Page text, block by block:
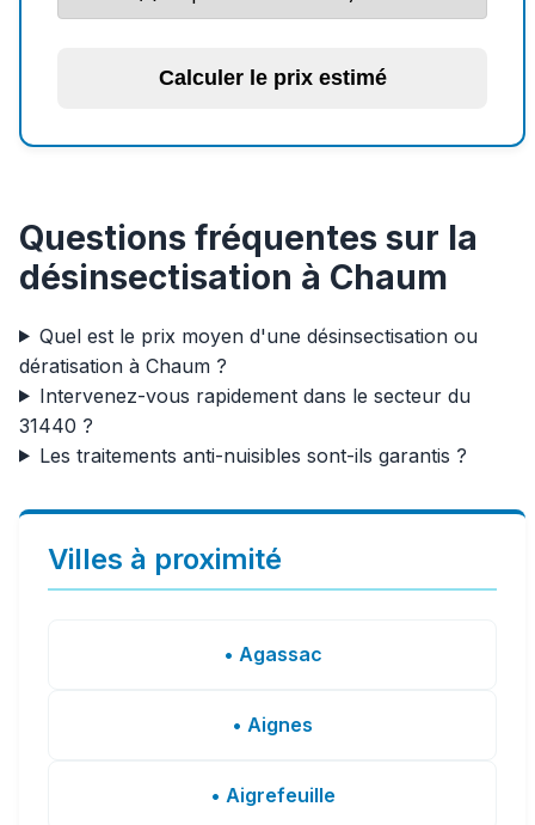
Calculer le prix estimé
Questions fréquentes sur la
désinsectisation à Chaum
Quel est le prix moyen d'une désinsectisation ou
dératisation à Chaum ?
Intervenez-vous rapidement dans le secteur du
31440 ?
Les traitements anti-nuisibles sont-ils garantis ?
Villes à proximité
• Agassac
• Aignes
• Aigrefeuille